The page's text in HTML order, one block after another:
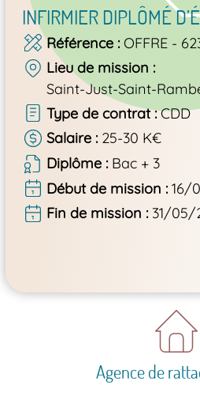
INFIRMIER DIPLÔMÉ
Référence OFFRE -
Lieu de mission
Saint-Just-Saint-
Type de contrat CDD
Salaire
25-30 K€
Diplôme
Bac + 3
Début de mission
16/
Fin de mission
31/05/
Agence de